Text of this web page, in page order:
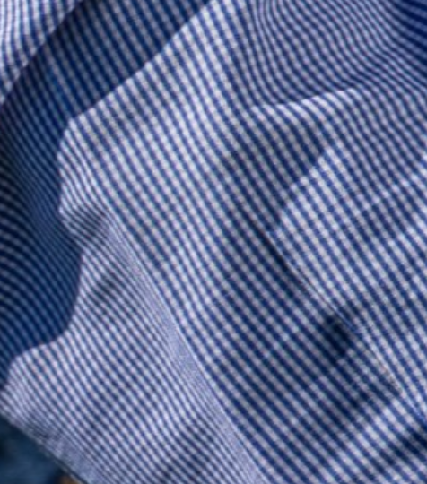
Obligatorio
Obligatorio
Obligatorio